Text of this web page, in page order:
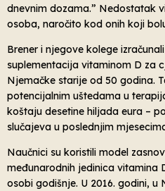
dnevnim dozama.” Nedostatak
osoba, naročito kod onih koji
Brener i njegove kolege
suplementacija vitaminom D za
Njemačke starije od 50 godina.
potencijalnim uštedama u
koštaju desetine hiljada eura –
slučajeva u poslednjim
Naučnici su koristili model
međunarodnih jedinica vitamina
osobi godišnje. U 2016. godini,